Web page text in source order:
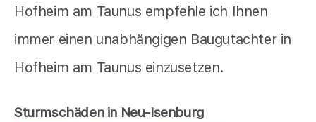
Hofheim am Taunus empfehle ich Ihnen
immer einen unabhängigen Baugutachter in
Hofheim am Taunus einzusetzen.
Sturmschäden in Neu-Isenburg